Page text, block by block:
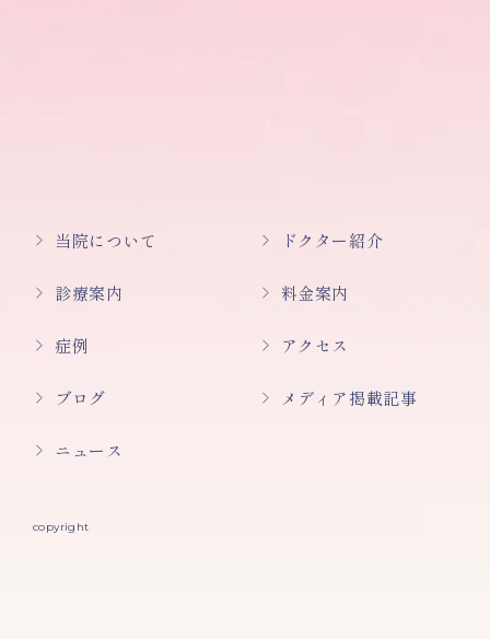
当院について ドクター紹介
診療案内 料金案内
症例 アクセス
ブログ メディア掲載記事
ニュース
copyright